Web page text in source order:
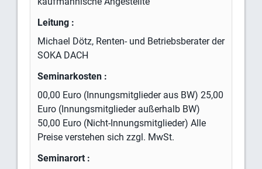
Leitung :
Michael Dötz, Renten- und Betriebsberater der
SOKA DACH
Seminarkosten :
00,00 Euro (Innungsmitglieder aus BW) 25,00
Euro (Innungsmitglieder außerhalb BW)
50,00 Euro (Nicht-Innungsmitglieder) Alle
Preise verstehen sich zzgl. MwSt.
Seminarort :